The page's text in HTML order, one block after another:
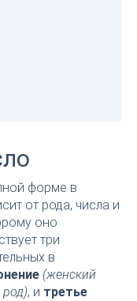
форме в
от рода, числа и
оно
три
в
(женский
, и третье